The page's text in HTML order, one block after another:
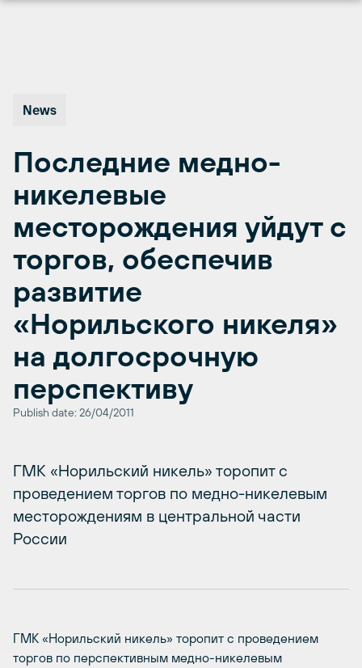
News
Последние медно-
никелевые
месторождения уйдут с
торгов, обеспечив
развитие
«Норильского никеля»
на долгосрочную
перспективу
Publish date: 26/04/2011
ГМК «Норильский никель» торопит с
проведением торгов по медно-никелевым
месторождениям в центральной части
России
ГМК «Норильский никель» торопит с проведением
торгов по перспективным медно-никелевым